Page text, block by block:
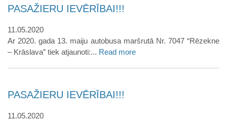
PASAŽIERU IEVĒRĪBAI!!!
11.05.2020
Ar 2020. gada 13. maiju autobusa maršrutā Nr. 7047 “Rēzekne
– Krāslava” tiek atjaunoti:... Read more
PASAŽIERU IEVĒRĪBAI!!!
11.05.2020